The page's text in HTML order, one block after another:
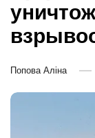
Попова Аліна